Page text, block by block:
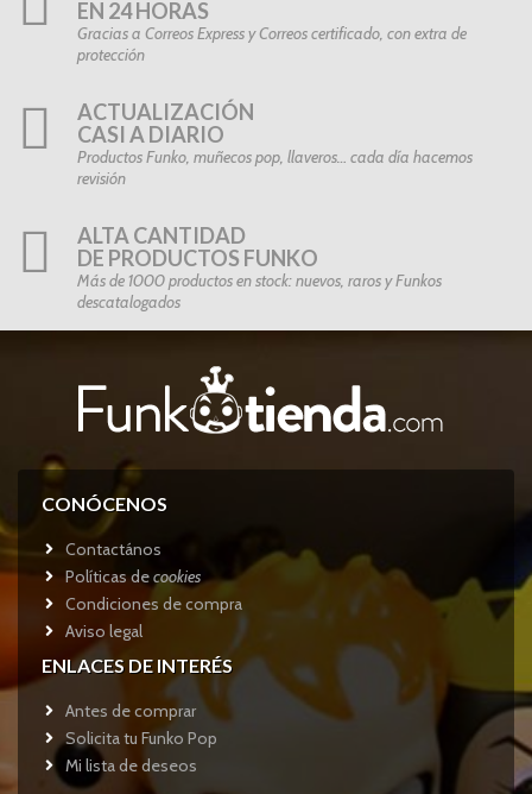
EN 24 HORAS
Gracias a Correos Express y Correos certificado, con extra de
protección
ACTUALIZACIÓN
CASI A DIARIO
Productos Funko, muñecos pop, llaveros… cada día hacemos
revisión
ALTA CANTIDAD
DE PRODUCTOS FUNKO
Más de 1000 productos en stock: nuevos, raros y Funkos
descatalogados
CONÓCENOS
Contactános
Políticas decookies
Condiciones de compra
Aviso legal
ENLACES DE INTERÉS
Antes de comprar
Solicita tu Funko Pop
Mi lista de deseos